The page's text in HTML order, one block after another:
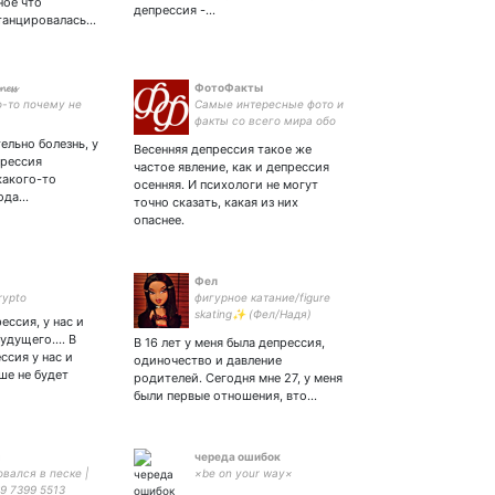
взгляды ~
плиз!
депрессия -…
то почему не
болезнь, у
то
ФотоФакты
Самые интересные фото и
факты со всего мира обо
фотографиях! #новости
#факты #фото вконтакте:
Весенняя депрессия такое же
частое явление, как и депрессия
осенняя. И психологи не могут
точно сказать, какая из них
опаснее.
у нас и
В
у нас и
не будет
Фел
фигурное катание/figure
skating✨ (Фел/Надя)
В 16 лет у меня была депрессия,
одиночество и давление
родителей. Сегодня мне 27, у меня
были первые отношения, вто…
в песке |
7399 5513
череда ошибок
×be on your way×